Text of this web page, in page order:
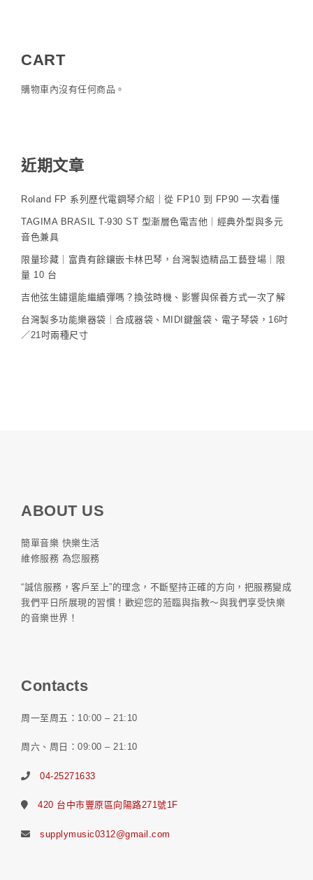
CART
購物車內沒有任何商品。
近期文章
Roland FP 系列歷代電鋼琴介紹｜從 FP10 到 FP90 一次看懂
TAGIMA BRASIL T-930 ST 型漸層色電吉他｜經典外型與多元
音色兼具
限量珍藏｜富貴有餘鑲嵌卡林巴琴，台灣製造精品工藝登場｜限
量 10 台
吉他弦生鏽還能繼續彈嗎？換弦時機、影響與保養方式一次了解
台灣製多功能樂器袋｜合成器袋、MIDI鍵盤袋、電子琴袋，16吋
／21吋兩種尺寸
ABOUT US
簡單音樂 快樂生活
維修服務 為您服務
“誠信服務，客戶至上”的理念，不斷堅持正確的方向，把服務變成
我們平日所展現的習慣！歡迎您的蒞臨與指教～與我們享受快樂
的音樂世界！
Contacts
周一至周五：10:00 – 21:10
周六、周日：09:00 – 21:10
04-25271633
420 台中市豐原區向陽路271號1F
supplymusic0312@gmail.com